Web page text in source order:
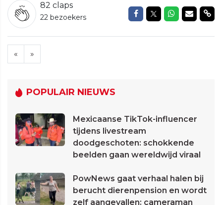
82 claps
22 bezoekers Delen op Facebook
Delen opDelen op
Delen
« »
POPULAIR NIEUWS
Mexicaanse TikTok-influencer
tijdens livestream
doodgeschoten: schokkende
beelden gaan wereldwijd viraal
PowNews gaat verhaal halen bij
berucht dierenpension en wordt
zelf aangevallen: cameraman